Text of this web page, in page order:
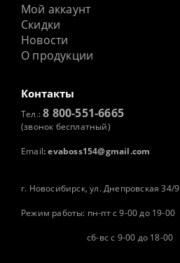
Мой аккаунт
Скидки
Новости
О продукции
Контакты
Тел.:8 800-551-6665
(звонок бесплатный)
Email: evaboss154@gmail.com
г. Новосибирск, ул. Днепровская 34/9
Режим работы: пн-пт с 9-00 до 19-00
сб-вс с 9-00 до 18-00